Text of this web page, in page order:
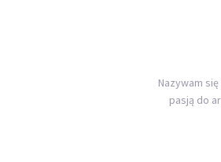
Nazywam
pasją do